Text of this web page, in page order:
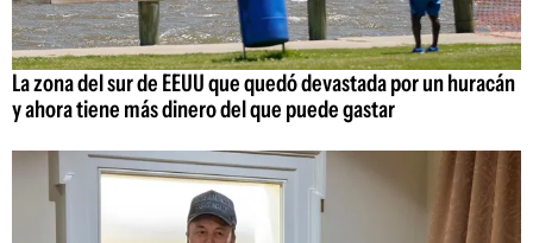
La zona del sur de EEUU que quedó devastada por un huracán
y ahora tiene más dinero del que puede gastar